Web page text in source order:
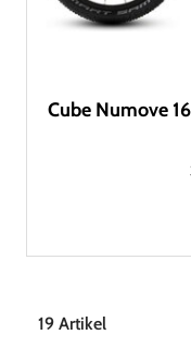
Cube Numove
19 Artikel